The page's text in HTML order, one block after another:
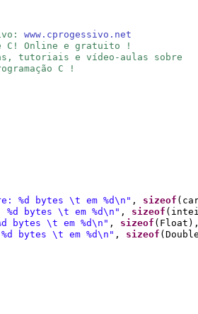
www.cprogessivo.net
C! Online e gratuito !
tutoriais e vídeo-aulas sobre
C !
%d bytes \t em %d\n " , sizeof
%d bytes \t em %d\n " , sizeof
bytes \t em %d\n " , sizeof
%d bytes \t em %d\n " , sizeof